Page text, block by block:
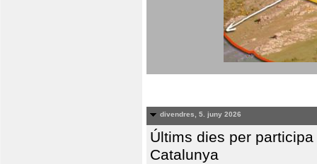
divendres, 5. juny 2026
Últims dies per
Catalunya